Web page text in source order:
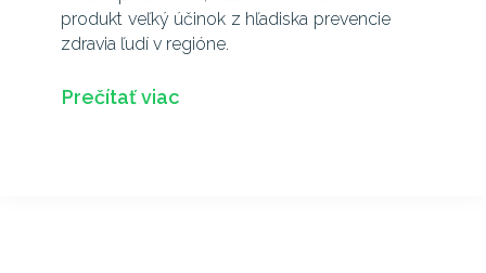
produkt veľký účinok z hľadiska prevencie
zdravia ľudí v regióne.
Prečítať viac